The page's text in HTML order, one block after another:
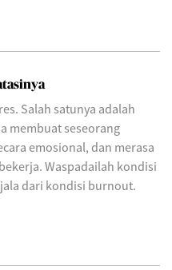
Salah satunya adalah
membuat seseorang
emosional, dan merasa
Waspadailah kondisi
dari kondisi burnout.